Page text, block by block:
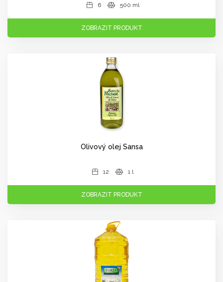
6 500 ml
ZOBRAZIT PRODUKT
Olivový olej Sansa
12 1 l
ZOBRAZIT PRODUKT